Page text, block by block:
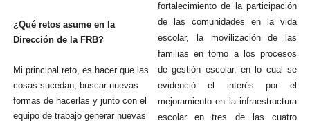
¿Qué retos asume en la
Dirección de la FRB?
Mi principal reto, es hacer que las
cosas sucedan, buscar nuevas
formas de hacerlas y junto con el
equipo de trabajo generar nuevas
fortalecimiento de la participación
de las comunidades en la vida
escolar, la movilización de las
familias en torno a los procesos
de gestión escolar, en lo cual se
evidenció el interés por el
mejoramiento en la infraestructura
escolar en tres de las cuatro